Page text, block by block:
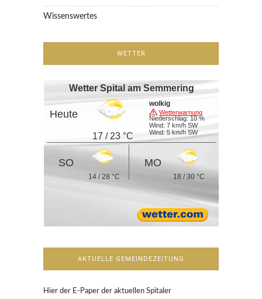
Wissenswertes
WETTER
Wetter Spital am Semmering
Heute
17 / 23 °C
Wetterwarnung
wolkig
Niederschlag: 10 %
Wind: 7 km/h SW
Wind: 5 km/h SW
SO
14 / 28 °C
MO
18 / 30 °C
AKTUELLE GEMEINDEZEITUNG
Hier der E-Paper der aktuellen Spitaler